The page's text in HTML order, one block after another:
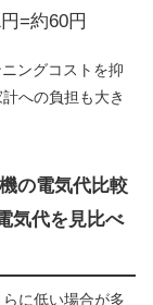
=約60円
ニングコストを抑
への負担も大き
の電気代比較
気代を見比べ
に低い場合が多